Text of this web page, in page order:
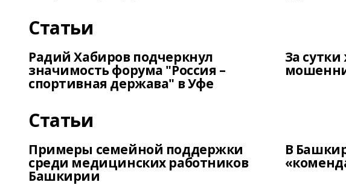
Статьи
Радий Хабиров подчеркнул
значимость форума "Россия –
спортивная держава" в Уфе
За
Статьи
Примеры семейной поддержки
среди медицинских работников
Башкирии
В